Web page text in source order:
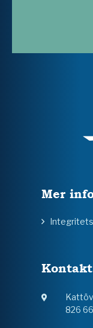
Mer
Kontakt
826